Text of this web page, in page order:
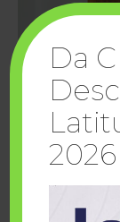
Da
2026